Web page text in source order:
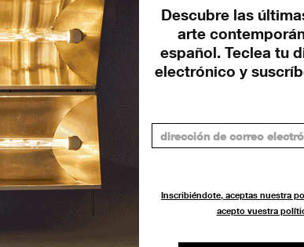
Descubre las
arte
español. Teclea tu
electrónico y
Inscribiéndote, aceptas nuestra
acepto vuestra
bajo la nueva dirección de
Elvira Dyangani Ose
ACTUALIDAD 11 FEBRERO 2022